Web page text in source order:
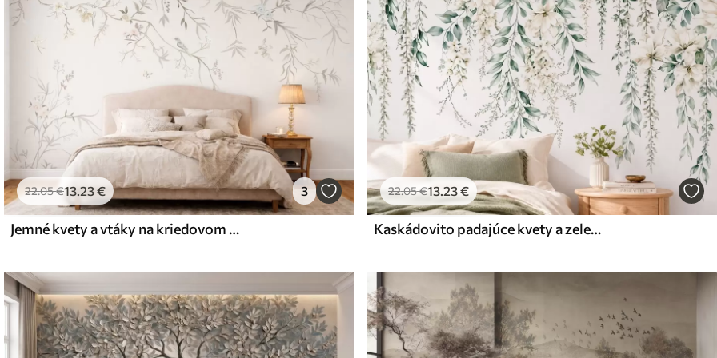
€/m²
and Stick
49.00€/m²
22.05€13.23€ 3
Jemné kvety a vtáky na kriedovom pozadí
22.05€13.23€
Kaskádovito padajúce kvety a zelené lístie na svetlom pozadí